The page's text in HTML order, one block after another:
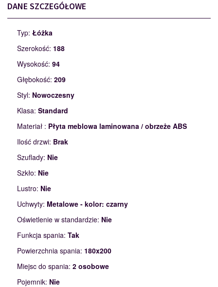
DANE SZCZEGÓŁOWE
Typ: Łóżka
Szerokość: 188
Wysokość: 94
Głębokość: 209
Styl: Nowoczesny
Klasa: Standard
Materiał : Płyta meblowa laminowana / obrzeże ABS
Ilość drzwi: Brak
Szuflady: Nie
Szkło: Nie
Lustro: Nie
Uchwyty: Metalowe - kolor: czarny
Oświetlenie w standardzie: Nie
Funkcja spania: Tak
Powierzchnia spania: 180x200
Miejsc do spania: 2 osobowe
Pojemnik: Nie